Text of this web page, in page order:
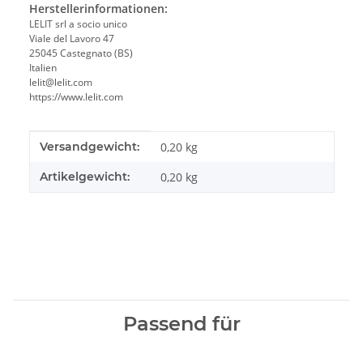
Herstellerinformationen:
LELIT srl a socio unico
Viale del Lavoro 47
25045 Castegnato (BS)
Italien
lelit@lelit.com
https://www.lelit.com
Produkteigenschaft
Wert
Versandgewicht: 0,20 kg
Artikelgewicht: 0,20 kg
Passend für